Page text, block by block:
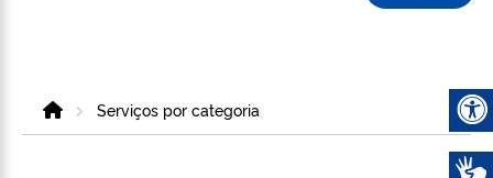
HomeServiços por categoria